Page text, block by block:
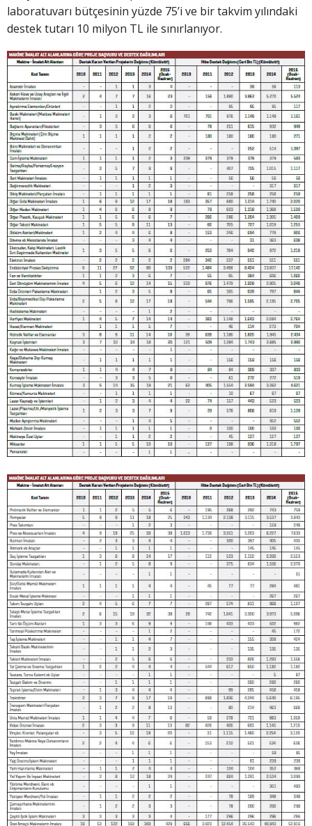
laboratuvarı bütçesinin yüzde 75’i ve bir takvim yılındaki
destek tutarı 10 milyon TL ile sınırlanıyor.